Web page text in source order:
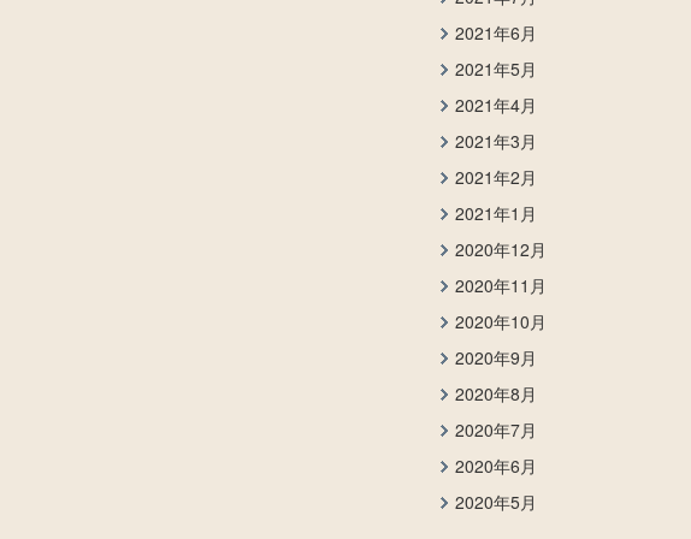
2021年6月
2021年5月
2021年4月
2021年3月
2021年2月
2021年1月
2020年12月
2020年11月
2020年10月
2020年9月
2020年8月
2020年7月
2020年6月
2020年5月